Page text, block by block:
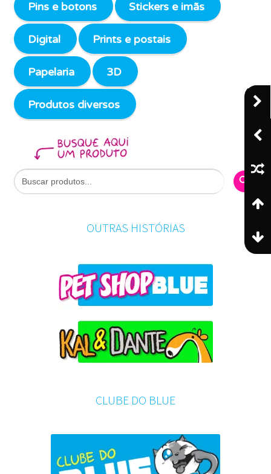
Pins e botons Stickers e imãs
Digital Prints e postais
Papelaria 3D
Produtos diversos
Search
for:
Search
OUTRAS HISTÓRIAS
CLUBE DO BLUE